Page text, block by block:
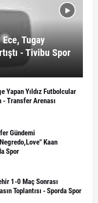
Ece, Tugay
- Tivibu Spor
Yapan Yıldız Futbolcular
- Transfer Arenası
Gündemi
Kaan
Spor
1-0 Maç Sonrası
Toplantısı - Sporda Spor